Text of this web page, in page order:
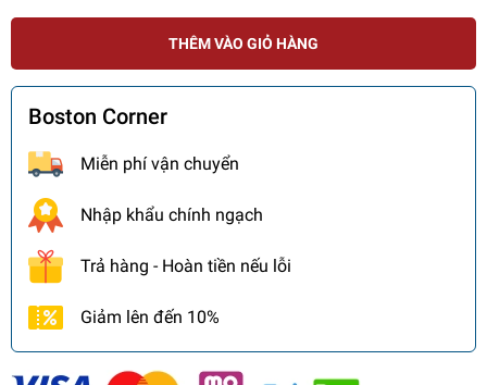
THÊM VÀO GIỎ HÀNG
Boston Corner
Miễn phí vận chuyển
Nhập khẩu chính ngạch
Trả hàng - Hoàn tiền nếu lỗi
Giảm lên đến 10%